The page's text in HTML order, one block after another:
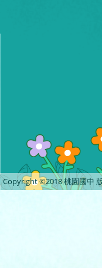
Copyright ©2018 桃園國中